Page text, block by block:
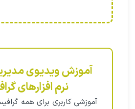
آموزش ویدیوی
نرم افزارهای
آموزشی کاربری برای همه